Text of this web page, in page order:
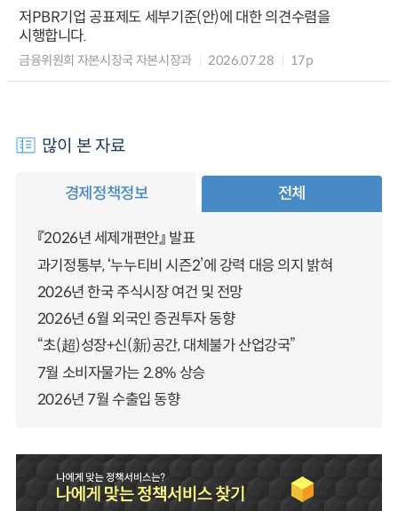
저PBR기업 공표제도 세부기준(안)에 대한 의견수렴을
시행합니다.
금융위원회 자본시장국 자본시장과 2026.07.28 17p
많이 본 자료
경제정책정보 전체
『2026년 세제개편안』 발표
과기정통부, ‘누누티비 시즌2’에 강력 대응 의지 밝혀
2026년 한국 주식시장 여건 및 전망
2026년 6월 외국인 증권투자 동향
“초(超)성장+신(新)공간, 대체불가 산업강국”
7월 소비자물가는 2.8% 상승
2026년 7월 수출입 동향